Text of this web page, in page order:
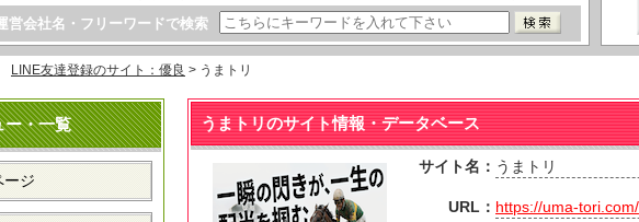
営会社名・フリーワードで検索
LINE友達登録のサイト：優良 > うまトリ
ー・一覧
ージ
うまトリのサイト情報・データベース
サイト名： うまトリ
URL： https://uma-tori.com/